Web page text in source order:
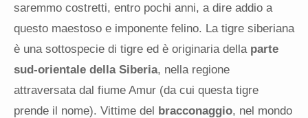
saremmo costretti, entro pochi anni, a dire addio a
questo maestoso e imponente felino. La tigre siberiana
è una sottospecie di tigre ed è originaria della parte
sud-orientale della Siberia, nella regione
attraversata dal fiume Amur (da cui questa tigre
prende il nome). Vittime del bracconaggio, nel mondo